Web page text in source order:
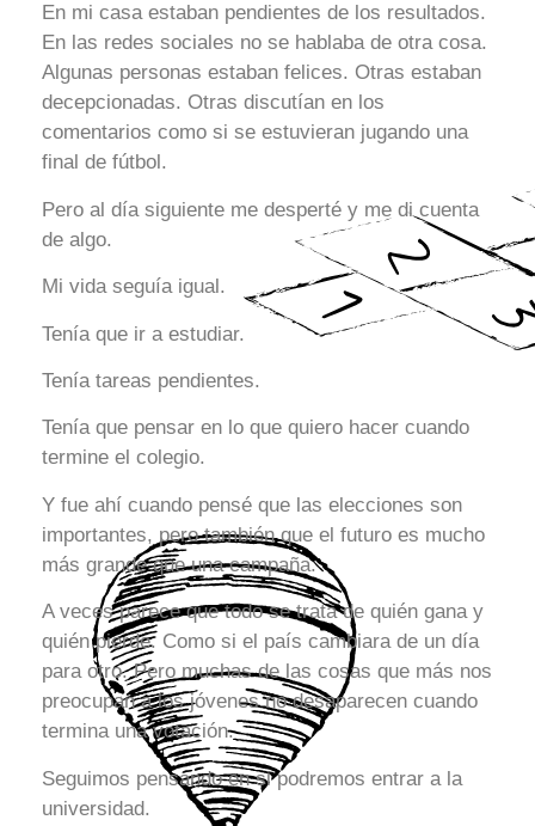
En mi casa estaban pendientes de los resultados.
En las redes sociales no se hablaba de otra cosa.
Algunas personas estaban felices. Otras estaban
decepcionadas. Otras discutían en los
comentarios como si se estuvieran jugando una
final de fútbol.
Pero al día siguiente me desperté y me di cuenta
de algo.
Mi vida seguía igual.
Tenía que ir a estudiar.
Tenía tareas pendientes.
Tenía que pensar en lo que quiero hacer cuando
termine el colegio.
Y fue ahí cuando pensé que las elecciones son
importantes, pero también que el futuro es mucho
más grande que una campaña.
A veces parece que todo se trata de quién gana y
quién pierde. Como si el país cambiara de un día
para otro. Pero muchas de las cosas que más nos
preocupan a los jóvenes no desaparecen cuando
termina una votación.
Seguimos pensando en si podremos entrar a la
universidad.